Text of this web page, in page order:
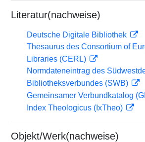
Literatur(nachweise)
Deutsche Digitale Bibliothek
Thesaurus des Consortium of
Libraries (CERL)
Normdateneintrag des
Bibliotheksverbundes (SWB)
Gemeinsamer Verbundkatalog
Index Theologicus (IxTheo)
Objekt/Werk(nachweise)